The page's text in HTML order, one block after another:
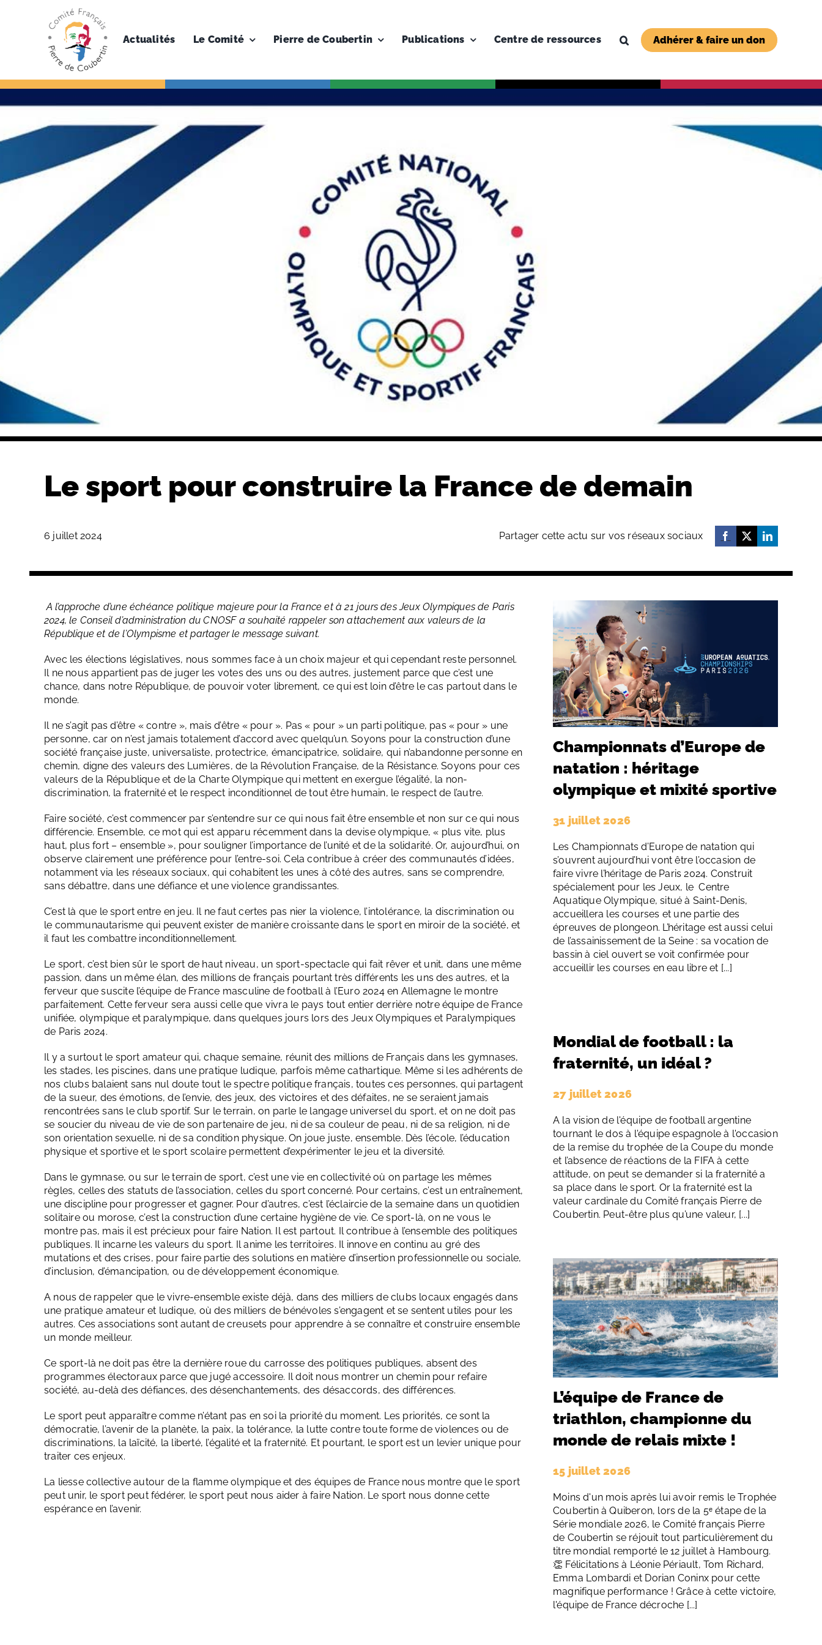
Actualités Le Comité Pierre de Coubertin Publications Centre de ressources Adhérer & faire un don
Le sport pour construire la France de demain
6 juillet 2024 Partager cette actu sur vos réseaux sociaux
A l’approche d’une échéance politique majeure pour la France et à 21 jours des Jeux Olympiques de Paris
2024, le Conseil d’administration du CNOSF a souhaité rappeler son attachement aux valeurs de la
République et de l’Olympisme et partager le message suivant.
Avec les élections législatives, nous sommes face à un choix majeur et qui cependant reste personnel.
Il ne nous appartient pas de juger les votes des uns ou des autres, justement parce que c’est une
chance, dans notre République, de pouvoir voter librement, ce qui est loin d’être le cas partout dans le
monde.
Il ne s’agit pas d’être « contre », mais d’être « pour ». Pas « pour » un parti politique, pas « pour » une
personne, car on n’est jamais totalement d’accord avec quelqu’un. Soyons pour la construction d’une
société française juste, universaliste, protectrice, émancipatrice, solidaire, qui n’abandonne personne en
chemin, digne des valeurs des Lumières, de la Révolution Française, de la Résistance. Soyons pour ces
valeurs de la République et de la Charte Olympique qui mettent en exergue l’égalité, la non-
discrimination, la fraternité et le respect inconditionnel de tout être humain, le respect de l’autre.
Faire société, c’est commencer par s’entendre sur ce qui nous fait être ensemble et non sur ce qui nous
différencie. Ensemble, ce mot qui est apparu récemment dans la devise olympique, « plus vite, plus
haut, plus fort – ensemble », pour souligner l’importance de l’unité et de la solidarité. Or, aujourd’hui, on
observe clairement une préférence pour l’entre-soi. Cela contribue à créer des communautés d’idées,
notamment via les réseaux sociaux, qui cohabitent les unes à côté des autres, sans se comprendre,
sans débattre, dans une défiance et une violence grandissantes.
C’est là que le sport entre en jeu. Il ne faut certes pas nier la violence, l’intolérance, la discrimination ou
le communautarisme qui peuvent exister de manière croissante dans le sport en miroir de la société, et
il faut les combattre inconditionnellement.
Le sport, c’est bien sûr le sport de haut niveau, un sport-spectacle qui fait rêver et unit, dans une même
passion, dans un même élan, des millions de français pourtant très différents les uns des autres, et la
ferveur que suscite l’équipe de France masculine de football à l’Euro 2024 en Allemagne le montre
parfaitement. Cette ferveur sera aussi celle que vivra le pays tout entier derrière notre équipe de France
unifiée, olympique et paralympique, dans quelques jours lors des Jeux Olympiques et Paralympiques
de Paris 2024.
Il y a surtout le sport amateur qui, chaque semaine, réunit des millions de Français dans les gymnases,
les stades, les piscines, dans une pratique ludique, parfois même cathartique. Même si les adhérents de
nos clubs balaient sans nul doute tout le spectre politique français, toutes ces personnes, qui partagent
de la sueur, des émotions, de l’envie, des jeux, des victoires et des défaites, ne se seraient jamais
rencontrées sans le club sportif. Sur le terrain, on parle le langage universel du sport, et on ne doit pas
se soucier du niveau de vie de son partenaire de jeu, ni de sa couleur de peau, ni de sa religion, ni de
son orientation sexuelle, ni de sa condition physique. On joue juste, ensemble. Dès l’école, l’éducation
physique et sportive et le sport scolaire permettent d’expérimenter le jeu et la diversité.
Dans le gymnase, ou sur le terrain de sport, c’est une vie en collectivité où on partage les mêmes
règles, celles des statuts de l’association, celles du sport concerné. Pour certains, c’est un entraînement,
une discipline pour progresser et gagner. Pour d’autres, c’est l’éclaircie de la semaine dans un quotidien
solitaire ou morose, c’est la construction d’une certaine hygiène de vie. Ce sport-là, on ne vous le
montre pas, mais il est précieux pour faire Nation. Il est partout. Il contribue à l’ensemble des politiques
publiques. Il incarne les valeurs du sport. Il anime les territoires. Il innove en continu au gré des
mutations et des crises, pour faire partie des solutions en matière d’insertion professionnelle ou sociale,
d’inclusion, d’émancipation, ou de développement économique.
A nous de rappeler que le vivre-ensemble existe déjà, dans des milliers de clubs locaux engagés dans
une pratique amateur et ludique, où des milliers de bénévoles s’engagent et se sentent utiles pour les
autres. Ces associations sont autant de creusets pour apprendre à se connaître et construire ensemble
un monde meilleur.
Ce sport-là ne doit pas être la dernière roue du carrosse des politiques publiques, absent des
programmes électoraux parce que jugé accessoire. Il doit nous montrer un chemin pour refaire
société, au-delà des défiances, des désenchantements, des désaccords, des différences.
Le sport peut apparaître comme n’étant pas en soi la priorité du moment. Les priorités, ce sont la
démocratie, l’avenir de la planète, la paix, la tolérance, la lutte contre toute forme de violences ou de
discriminations, la laïcité, la liberté, l’égalité et la fraternité. Et pourtant, le sport est un levier unique pour
traiter ces enjeux.
La liesse collective autour de la flamme olympique et des équipes de France nous montre que le sport
peut unir, le sport peut fédérer, le sport peut nous aider à faire Nation. Le sport nous donne cette
espérance en l’avenir.
Championnats d’Europe de
natation : héritage
olympique et mixité sportive
31 juillet 2026
Les Championnats d’Europe de natation qui
s’ouvrent aujourd’hui vont être l’occasion de
faire vivre l’héritage de Paris 2024. Construit
spécialement pour les Jeux, le Centre
Aquatique Olympique, situé à Saint-Denis,
accueillera les courses et une partie des
épreuves de plongeon. L’héritage est aussi celui
de l’assainissement de la Seine : sa vocation de
bassin à ciel ouvert se voit confirmée pour
accueillir les courses en eau libre et [...]
Mondial de football : la
fraternité, un idéal ?
27 juillet 2026
A la vision de l'équipe de football argentine
tournant le dos à l'équipe espagnole à l'occasion
de la remise du trophée de la Coupe du monde
et l’absence de réactions de la FIFA à cette
attitude, on peut se demander si la fraternité a
sa place dans le sport. Or la fraternité est la
valeur cardinale du Comité français Pierre de
Coubertin. Peut-être plus qu’une valeur, [...]
L’équipe de France de
triathlon, championne du
monde de relais mixte !
15 juillet 2026
Moins d'un mois après lui avoir remis le Trophée
Coubertin à Quiberon, lors de la 5ᵉ étape de la
Série mondiale 2026, le Comité français Pierre
de Coubertin se réjouit tout particulièrement du
titre mondial remporté le 12 juillet à Hambourg.
👏 Félicitations à Léonie Périault, Tom Richard,
Emma Lombardi et Dorian Coninx pour cette
magnifique performance ! Grâce à cette victoire,
l'équipe de France décroche [...]